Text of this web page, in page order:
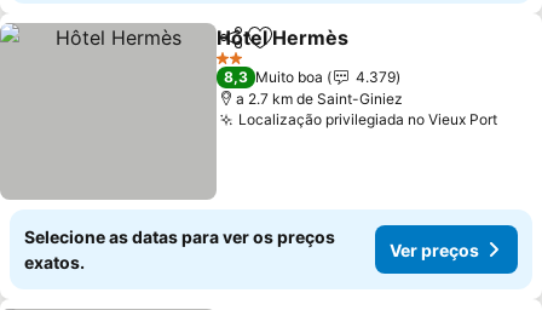
PartilharAdicionar aos favoritos
Hôtel Hermès
2 Estrelas
8,3 Muito boa
4.379
a 2.7 km de Saint-Giniez
Localização privilegiada no Vieux Port
Selecione as datas para ver os preços
exatos.
Ver preços